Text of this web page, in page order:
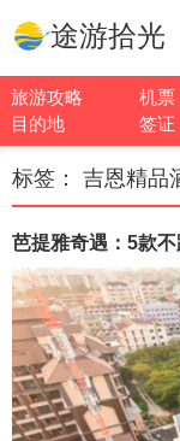
途游拾光
旅游攻略 机票
目的地
签证
标签： 吉恩精品
芭提雅奇遇：5款